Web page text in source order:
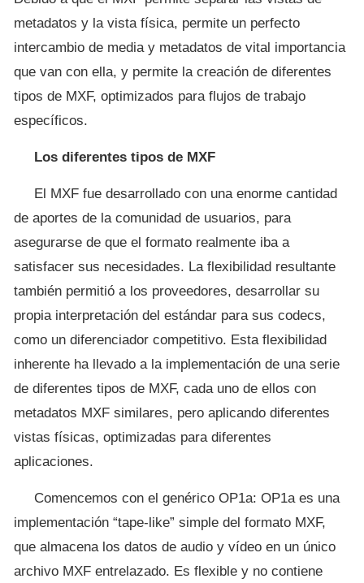
metadatos y la vista física, permite un perfecto
intercambio de media y metadatos de vital importancia
que van con ella, y permite la creación de diferentes
tipos de MXF, optimizados para flujos de trabajo
específicos.
Los diferentes tipos de MXF
El MXF fue desarrollado con una enorme cantidad
de aportes de la comunidad de usuarios, para
asegurarse de que el formato realmente iba a
satisfacer sus necesidades. La flexibilidad resultante
también permitió a los proveedores, desarrollar su
propia interpretación del estándar para sus codecs,
como un diferenciador competitivo. Esta flexibilidad
inherente ha llevado a la implementación de una serie
de diferentes tipos de MXF, cada uno de ellos con
metadatos MXF similares, pero aplicando diferentes
vistas físicas, optimizadas para diferentes
aplicaciones.
Comencemos con el genérico OP1a: OP1a es una
implementación “tape-like” simple del formato MXF,
que almacena los datos de audio y vídeo en un único
archivo MXF entrelazado. Es flexible y no contiene